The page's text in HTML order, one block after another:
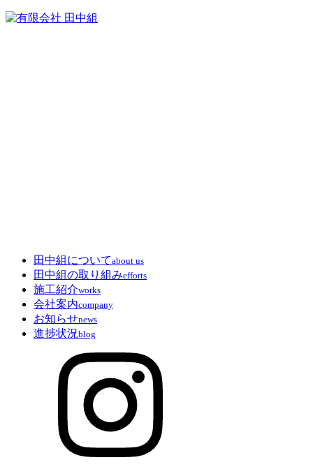
田中組についてabout us
田中組の取り組みefforts
施工紹介works
会社案内company
お知らせnews
進捗状況blog